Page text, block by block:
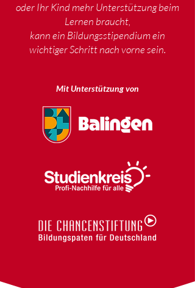
oder Ihr Kind mehr Unterstützung beim
Lernen braucht,
kann ein Bildungsstipendium ein
wichtiger Schritt nach vorne sein.
MitUnterstützungvon